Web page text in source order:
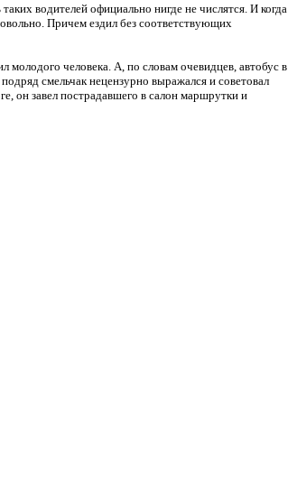
водителей официально нигде не числятся. И когда
Причем ездил без соответствующих
человека. А, по словам очевидцев, автобус в
смельчак нецензурно выражался и советовал
он завел пострадавшего в салон маршрутки и